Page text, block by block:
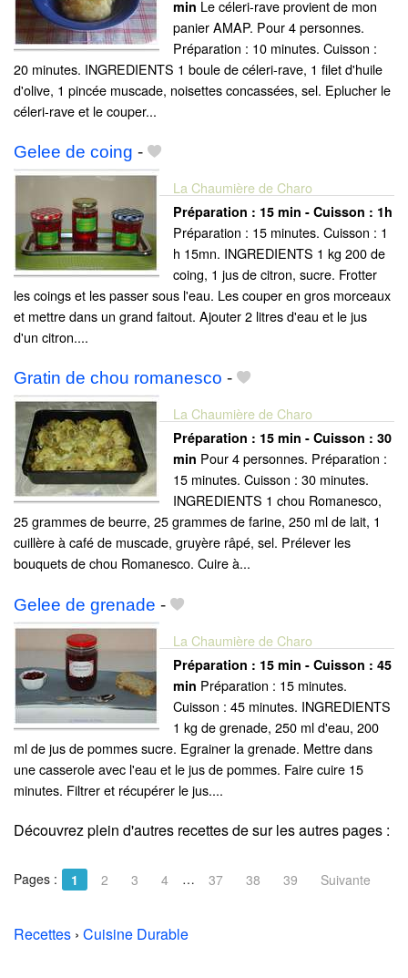
min Le céleri-rave provient de mon
panier AMAP. Pour 4 personnes.
Préparation : 10 minutes. Cuisson :
20 minutes. INGREDIENTS 1 boule de céleri-rave, 1 filet d'huile
d'olive, 1 pincée muscade, noisettes concassées, sel. Eplucher le
céleri-rave et le couper...
Gelee de coing -
La Chaumière de Charo
Préparation : 15 min - Cuisson : 1h
Préparation : 15 minutes. Cuisson : 1
h 15mn. INGREDIENTS 1 kg 200 de
coing, 1 jus de citron, sucre. Frotter
les coings et les passer sous l'eau. Les couper en gros morceaux
et mettre dans un grand faitout. Ajouter 2 litres d'eau et le jus
d'un citron....
Gratin de chou romanesco -
La Chaumière de Charo
Préparation : 15 min - Cuisson : 30
min Pour 4 personnes. Préparation :
15 minutes. Cuisson : 30 minutes.
INGREDIENTS 1 chou Romanesco,
25 grammes de beurre, 25 grammes de farine, 250 ml de lait, 1
cuillère à café de muscade, gruyère râpé, sel. Prélever les
bouquets de chou Romanesco. Cuire à...
Gelee de grenade -
La Chaumière de Charo
Préparation : 15 min - Cuisson : 45
min Préparation : 15 minutes.
Cuisson : 45 minutes. INGREDIENTS
1 kg de grenade, 250 ml d'eau, 200
ml de jus de pommes sucre. Egrainer la grenade. Mettre dans
une casserole avec l'eau et le jus de pommes. Faire cuire 15
minutes. Filtrer et récupérer le jus....
Découvrez plein d'autres recettes desur les autres pages :
Pages : 1 2 3 4 … 37 38 39 Suivante
Recettes › Cuisine Durable